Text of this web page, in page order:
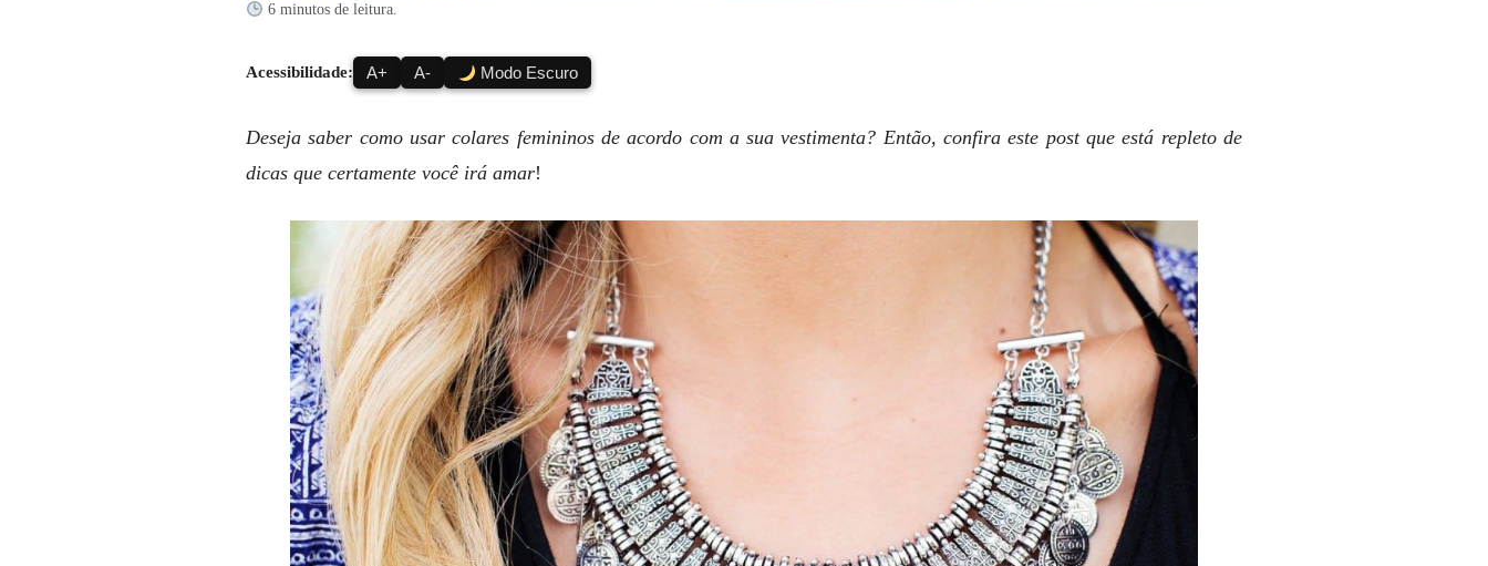
6 minutos de leitura.
Acessibilidade: A+ A- Modo Escuro
Deseja saber como usar colares femininos de acordo com a sua vestimenta? Então, confira este post que está repleto de
dicas que certamente você irá amar!